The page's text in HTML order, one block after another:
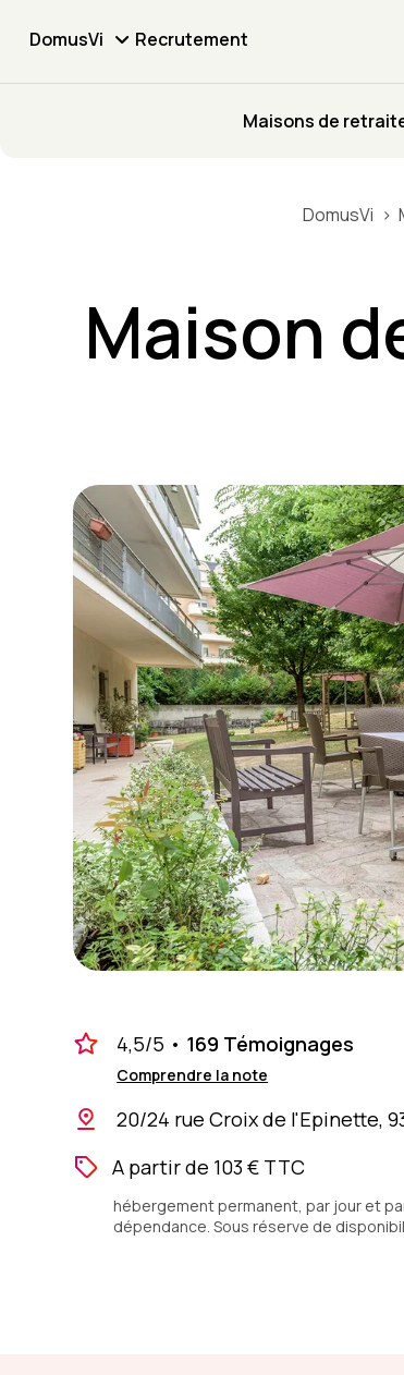
DomusVi Recrutement
Maisons de
DomusVi
Maison
4,5/5 • 169 Témoignages
Comprendre la note
20/24 rue Croix de l'Epinette,
A partir de 103 € TTC
hébergement permanent, par jour et
dépendance. Sous réserve de